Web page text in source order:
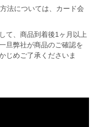
法については、カード会
て、商品到着後1ヶ月以上
旦弊社が商品のご確認を
じめご了承くださいま